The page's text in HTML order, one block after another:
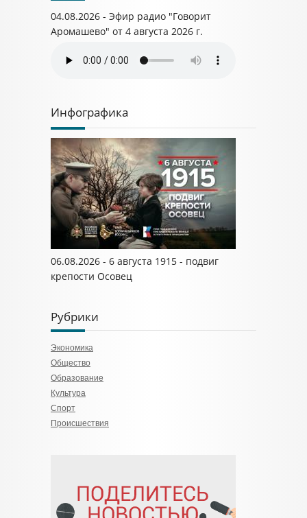
04.08.2026 - Эфир радио "Говорит
Аромашево" от 4 августа 2026 г.
Инфографика
06.08.2026 - 6 августа 1915 - подвиг
крепости Осовец
Рубрики
Экономика
Общество
Образование
Культура
Спорт
Происшествия